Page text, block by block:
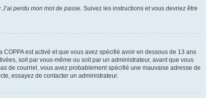
J’ai perdu mon mot de passe. Suivez les instructions et vous devriez être
est activé et que vous avez spécifié avoir en dessous de 13 ans
soit par vous-même ou soit par un administrateur, avant que vous
de courriel, vous avez probablement spécifié une mauvaise adresse de
essayez de contacter un administrateur.